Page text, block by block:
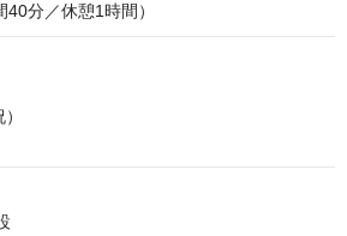
分／休憩1時間）